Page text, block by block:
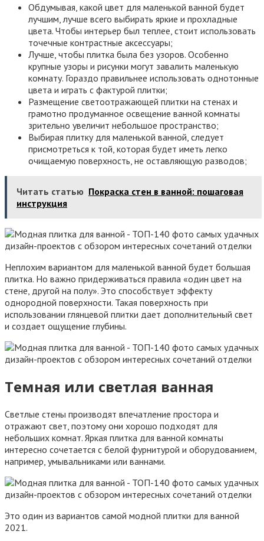
Обдумывая, какой цвет для маленькой ванной будет
лучшим, лучше всего выбирать яркие и прохладные
цвета. Чтобы интерьер был теплее, стоит использовать
точечные контрастные аксессуары;
Лучше, чтобы плитка была без узоров. Особенно
крупные узоры и рисунки могут завалить маленькую
комнату. Гораздо правильнее использовать однотонные
цвета и играть с фактурой плитки;
Размещение светоотражающей плитки на стенах и
грамотно продуманное освещение ванной комнаты
зрительно увеличит небольшое пространство;
Выбирая плитку для маленькой ванной, следует
присмотреться к той, которая будет иметь легко
очищаемую поверхность, не оставляющую разводов;
Читать статью Покраска стен в ванной: пошаговая
инструкция
Неплохим вариантом для маленькой ванной будет большая
плитка. Но важно придерживаться правила «один цвет на
стене, другой на полу». Это способствует эффекту
однородной поверхности. Такая поверхность при
использовании глянцевой плитки дает дополнительный свет
и создает ощущение глубины.
Темная или светлая ванная
Светлые стены производят впечатление простора и
отражают свет, поэтому они хорошо подходят для
небольших комнат. Яркая плитка для ванной комнаты
интересно сочетается с белой фурнитурой и оборудованием,
например, умывальниками или ваннами.
Это один из вариантов самой модной плитки для ванной
2021.